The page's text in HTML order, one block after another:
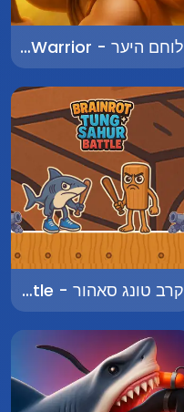
לוחם היער - Forest Warrior
קרב טונג סאהור - Brainrot Tung Sahur Battle